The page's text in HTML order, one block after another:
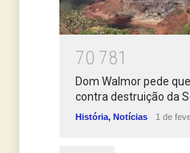
70 781
Dom Walmor pede
contra destruição da
História, Notícias 1 de